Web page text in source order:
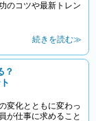
のコツや最新トレン
続きを読む≫
？
変化とともに変わっ
が仕事に求めること